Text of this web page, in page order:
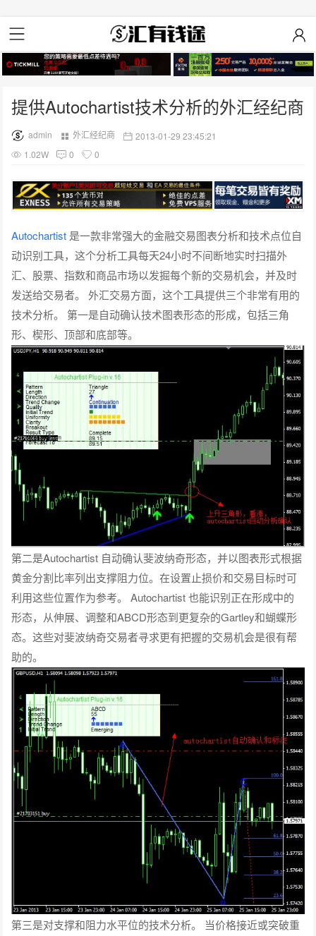
提供Autochartist技术分析的外汇经纪商
admin 外汇经纪商
2013-01-29 23:45:21
1.02W
0 0
Autochartist 是一款非常强大的金融交易图表分析和技术点位自
动识别工具，这个分析工具每天24小时不间断地实时扫描外
汇、股票、指数和商品市场以发掘每个新的交易机会，并及时
发送给交易者。 外汇交易方面，这个工具提供三个非常有用的
技术分析。 第一是自动确认技术图表形态的形成，包括三角
形、楔形、顶部和底部等。
第二是Autochartist 自动确认斐波纳奇形态，并以图表形式根据
黄金分割比率列出支撑阻力位。在设置止损价和交易目标时可
利用这些位置作为参考。 Autochartist 也能识别正在形成中的
形态，从伸展、调整和ABCD形态到更复杂的Gartley和蝴蝶形
态。这些对斐波纳奇交易者寻求更有把握的交易机会是很有帮
助的。
第三是对支撑和阻力水平位的技术分析。 当价格接近或突破重